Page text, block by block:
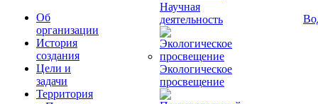
Об
организации
История
создания
Цели и
задачи
Территория
Научная
деятельность
Экологическое
просвещение